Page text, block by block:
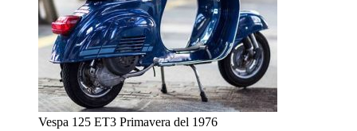
Vespa 125 ET3 Primavera del 1976